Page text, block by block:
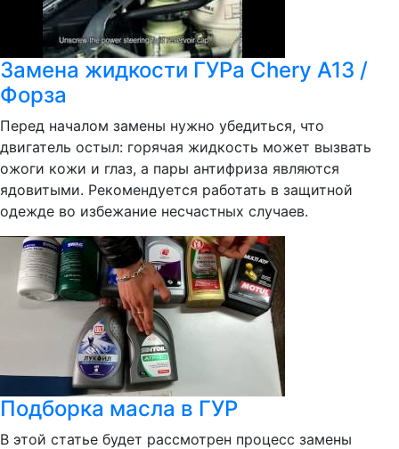
Замена жидкости ГУРа Chery A13 /
Форза
Перед началом замены нужно убедиться, что
двигатель остыл: горячая жидкость может вызвать
ожоги кожи и глаз, а пары антифриза являются
ядовитыми. Рекомендуется работать в защитной
одежде во избежание несчастных случаев.
Подборка масла в ГУР
В этой статье будет рассмотрен процесс замены